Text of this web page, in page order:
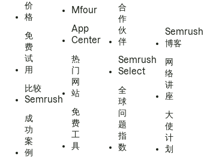
价
格
免
费
试
用
比较
Semrush
成
功
案
例
Mfour
App
Center
热
门
网
站
免
费
工
具
合
作
伙
伴
Semrush
Select
全
球
问
题
指
数
Semrush
博客
网
络
讲
座
大
使
计
划